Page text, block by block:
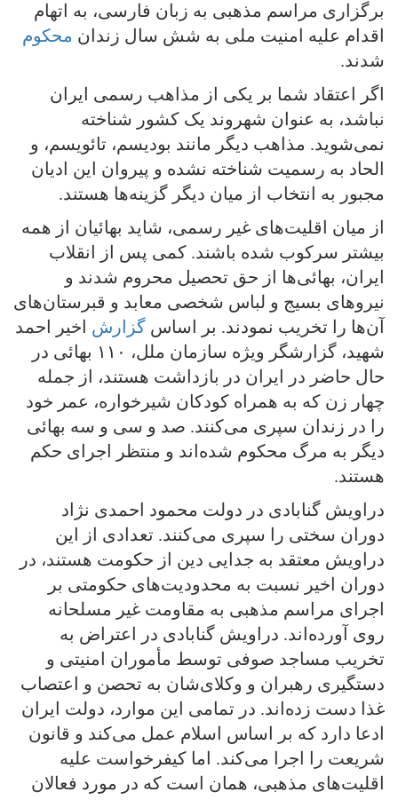
برگزاری مراسم مذهبی به زبان فارسی، به اتهام
اقدام علیه امنیت ملی به شش سال زندان محکوم
شدند.
اگر اعتقاد شما بر یکی از مذاهب رسمی ایران
نباشد، به عنوان شهروند یک کشور شناخته
نمی‌شوید. مذاهب دیگر مانند بودیسم، تائویسم، و
الحاد به رسمیت شناخته نشده و پیروان این ادیان
مجبور به انتخاب از میان دیگر گزینه‌ها هستند.
از میان اقلیت‌های غیر رسمی، شاید بهائیان از همه
بیشتر سرکوب شده باشند. کمی پس از انقلاب
ایران، بهائی‌ها از حق تحصیل محروم شدند و
نیروهای بسیج و لباس شخصی معابد و قبرستان‌های
آن‌ها را تخریب نمودند. بر اساس گزارش اخیر احمد
شهید، گزارشگر ویژه سازمان ملل، ۱۱۰ بهائی در
حال حاضر در ایران در بازداشت هستند، از جمله
چهار زن که به همراه کودکان شیرخواره، عمر خود
را در زندان سپری می‌کنند. صد و سی و سه بهائی
دیگر به مرگ محکوم شده‌اند و منتظر اجرای حکم
هستند.
دراویش گنابادی در دولت محمود احمدی نژاد
دوران سختی را سپری می‌کنند. تعدادی از این
دراویش معتقد به جدایی دین از حکومت هستند، در
دوران اخیر نسبت به محدودیت‌های حکومتی بر
اجرای مراسم مذهبی به مقاومت غیر مسلحانه
روی آورده‌اند. دراویش گنابادی در اعتراض به
تخریب مساجد صوفی توسط مأموران امنیتی و
دستگیری رهبران و وکلای‌شان به تحصن و اعتصاب
غذا دست زده‌اند. در تمامی این موارد، دولت ایران
ادعا دارد که بر اساس اسلام عمل می‌کند و قانون
شریعت را اجرا می‌کند. اما کیفرخواست علیه
اقلیت‌های مذهبی، همان است که در مورد فعالان